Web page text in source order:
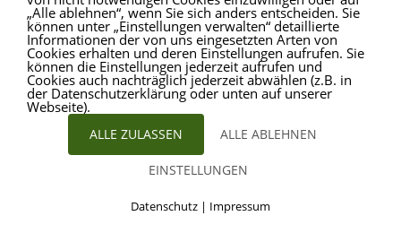
48301 Nottuln
Telefon02509 99 49 871
Mailinfo@provitare.de
Marketing & Design
„Alle ablehnen“, wenn Sie sich anders entscheiden. Sie
können unter „Einstellungen verwalten“ detaillierte
Informationen der von uns eingesetzten Arten von
Cookies erhalten und deren Einstellungen aufrufen. Sie
können die Einstellungen jederzeit aufrufen und
Cookies auch nachträglich jederzeit abwählen (z.B. in
der Datenschutzerklärung oder unten auf unserer
Webseite).
ALLE ZULASSEN ALLE ABLEHNEN
EINSTELLUNGEN
Datenschutz | Impressum